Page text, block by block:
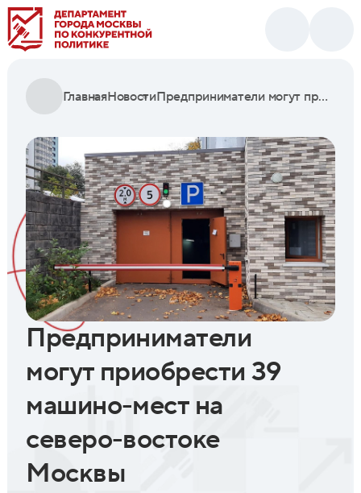
ГлавнаяНовости Предприниматели могут приобрести 39 машино-мест на северо-востоке Москвы
Предприниматели
могут приобрести 39
машино-мест на
северо-востоке
Москвы